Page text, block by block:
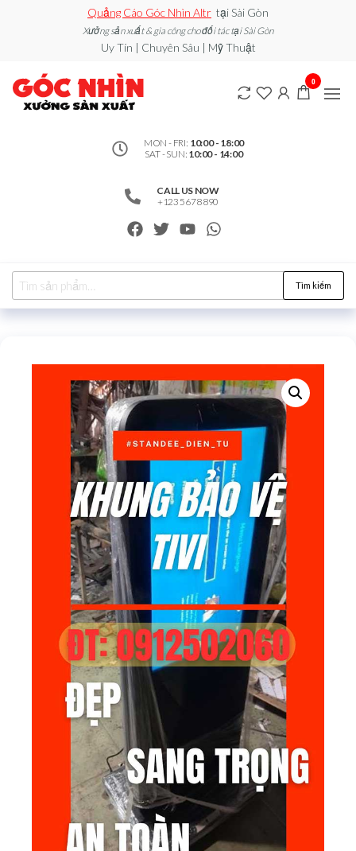
Quảng Cáo Góc Nhìn Altr tại Sài Gòn
Xưởng sản xuất & gia công cho đối tác tại Sài Gòn
Uy Tín | Chuyên Sâu | Mỹ Thuật
0912502060
– Xưởng
bán
hàng /
Xoay
may
MON - FRI: 10:00 - 18:00
SAT - SUN: 10:00 - 14:00
CALL US NOW
+123 5678 890
0
Tìm kiếm